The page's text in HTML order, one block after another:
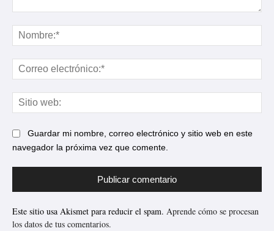
Guardar mi nombre, correo electrónico y sitio web en este
navegador la próxima vez que comente.
Este sitio usa Akismet para reducir el spam. Aprende cómo se procesan
los datos de tus comentarios.